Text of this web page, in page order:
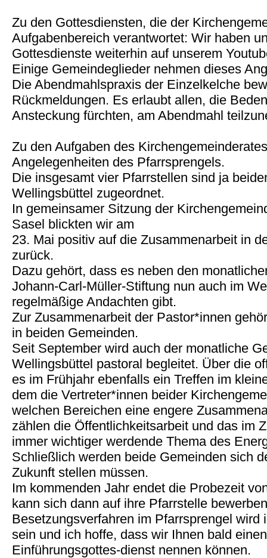
Zu den Gottesdiensten, die der
Aufgabenbereich verantwortet: Wir haben
Gottesdienste weiterhin auf unserem
Einige Gemeindeglieder nehmen dieses
Die Abendmahlspraxis der Einzelkelche
Rückmeldungen. Es erlaubt allen, die
Ansteckung fürchten, am Abendmahl
Zu den Aufgaben des
Angelegenheiten des Pfarrsprengels.
Die insgesamt vier Pfarrstellen sind ja
Wellingsbüttel zugeordnet.
In gemeinsamer Sitzung der
Sasel blickten wir am
23. Mai positiv auf die Zusammenarbeit in
zurück.
Dazu gehört, dass es neben den
Johann-Carl-Müller-Stiftung nun auch im
regelmäßige Andachten gibt.
Zur Zusammenarbeit der Pastor*innen
in beiden Gemeinden.
Seit September wird auch der monatliche
Wellingsbüttel pastoral begleitet. Über die
es im Frühjahr ebenfalls ein Treffen im
dem die Vertreter*innen beider
welchen Bereichen eine engere
zählen die Öffentlichkeitsarbeit und das im
immer wichtiger werdende Thema des
Schließlich werden beide Gemeinden sich
Zukunft stellen müssen.
Im kommenden Jahr endet die Probezeit
kann sich dann auf ihre Pfarrstelle
Besetzungsverfahren im Pfarrsprengel wird
sein und ich hoffe, dass wir Ihnen bald
Einführungsgottes-dienst nennen können.